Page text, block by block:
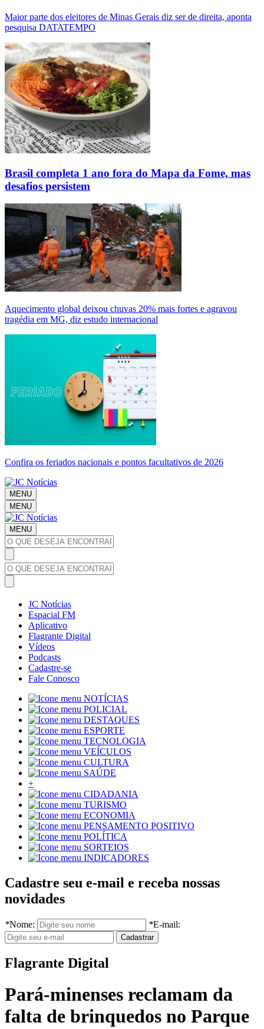
Maior parte dos eleitores de Minas Gerais diz ser de direita, aponta
pesquisa DATATEMPO
Brasil completa 1 ano fora do Mapa da Fome, mas
desafios persistem
Aquecimento global deixou chuvas 20% mais fortes e agravou
tragédia em MG, diz estudo internacional
Confira os feriados nacionais e pontos facultativos de 2026
MENU
MENU
MENU
JC Notícias
Espacial FM
Aplicativo
Flagrante Digital
Vídeos
Podcasts
Cadastre-se
Fale Conosco
NOTÍCIAS
POLICIAL
DESTAQUES
ESPORTE
TECNOLOGIA
VEÍCULOS
CULTURA
SAÚDE
+
CIDADANIA
TURISMO
ECONOMIA
PENSAMENTO POSITIVO
POLÍTICA
SORTEIOS
INDICADORES
Cadastre seu e-mail e receba nossas
novidades
*Nome: *E-mail:
Flagrante Digital
Pará-minenses reclamam da
falta de brinquedos no Parque